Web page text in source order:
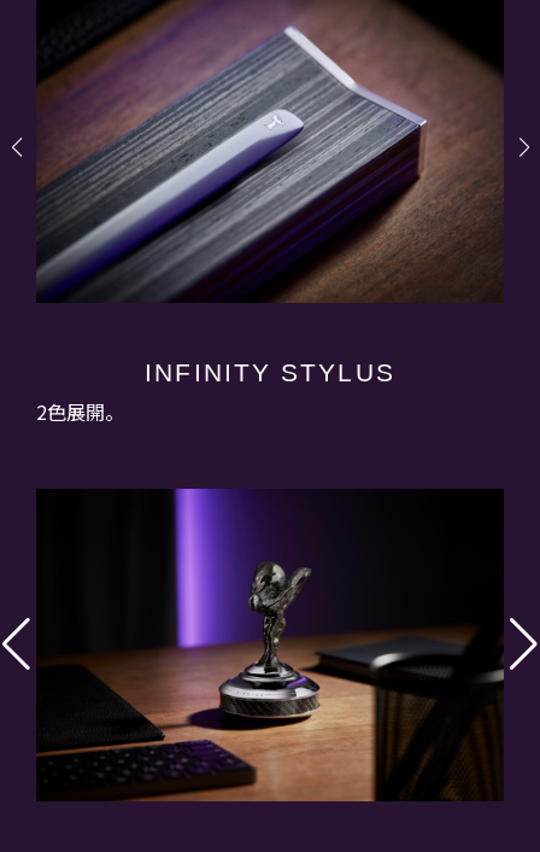
INFINITY STYLUS
2色展開。